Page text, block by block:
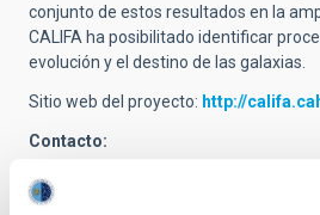
conjunto de estos resultados en la
CALIFA ha posibilitado identificar
evolución y el destino de las galaxias.
Sitio web del proyecto: http://
Contacto:
Jesús Falcón Barroso, investigador del
jfalcon@iac.es